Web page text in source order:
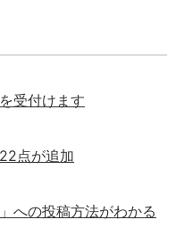
受付けます
点が追加
への投稿方法がわかる